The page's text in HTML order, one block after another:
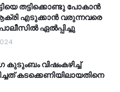
തട്ടിക്കൊണ്ടു പോകാൻ
എടുക്കാൻ വരുന്നവരെ
ഏൽപ്പിച്ചു
കുടുംബം വിഷംകഴിച്ച്‌
കടക്കെണിയിലായതിനെ